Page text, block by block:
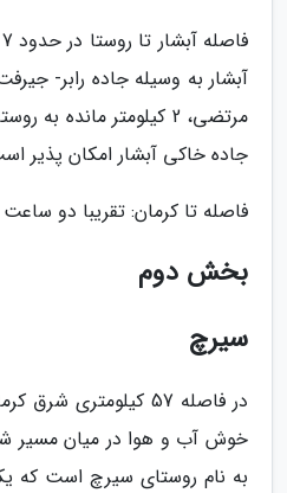
آبشار به وسیله جاده رابر-
مرتضی، 2 کیلومتر
جاده خاکی آبشار امکان پذیر
فاصله تا کرمان: تقریبا دو ساعت و 40 دقیقه (198
بخش دوم
سیرچ
در فاصله 57 کیلومتری
خوش آب و هوا در میان مسیر
به نام روستای سیرچ است که